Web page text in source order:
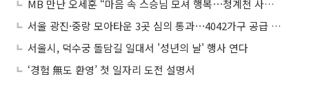
MB 만난 오세훈 “마음 속 스승님 모셔 행복⋯청계천 사업 서울시 변화 단초”
서울 광진·중랑 모아타운 3곳 심의 통과⋯4042가구 공급 추진
서울시, 덕수궁 돌담길 일대서 '성년의 날' 행사 연다
‘경험 無도 환영’ 첫 일자리 도전 설명서